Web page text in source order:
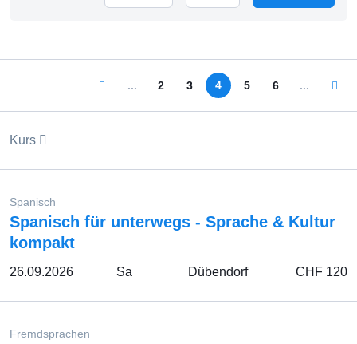
... 2 3 4 5 6 ...
Kurs
Spanisch
Spanisch für unterwegs - Sprache & Kultur
kompakt
26.09.2026 Sa Dübendorf CHF 120
Fremdsprachen